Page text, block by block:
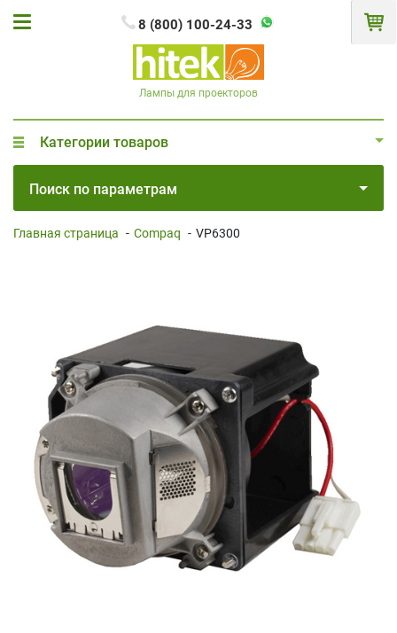
8 (800) 100-24-33
Лампы для проекторов
Категории товаров
Поиск по параметрам
Главная страница - Compaq - VP6300